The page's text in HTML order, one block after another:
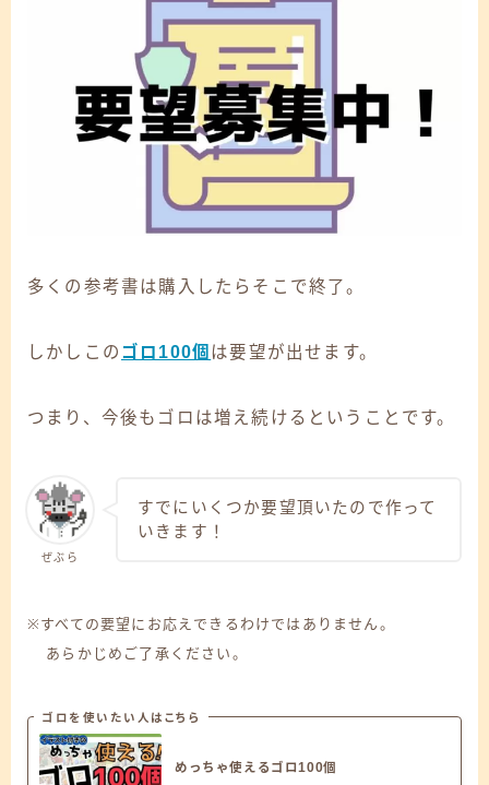
Follow Me
多くの参考書は購入したらそこで終了。
しかしこの ゴロ100個 は要望が出せます。
つまり、今後もゴロは増え続けるということです。
ぜぶら
すでにいくつか要望頂いたので作って
いきます！
※すべての要望にお応えできるわけではありません。
あらかじめご了承ください。
ゴロを使いたい人はこちら
めっちゃ使えるゴロ100個